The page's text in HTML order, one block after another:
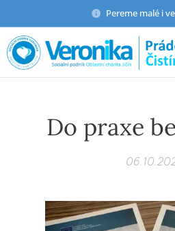
Pereme malé i
Do praxe